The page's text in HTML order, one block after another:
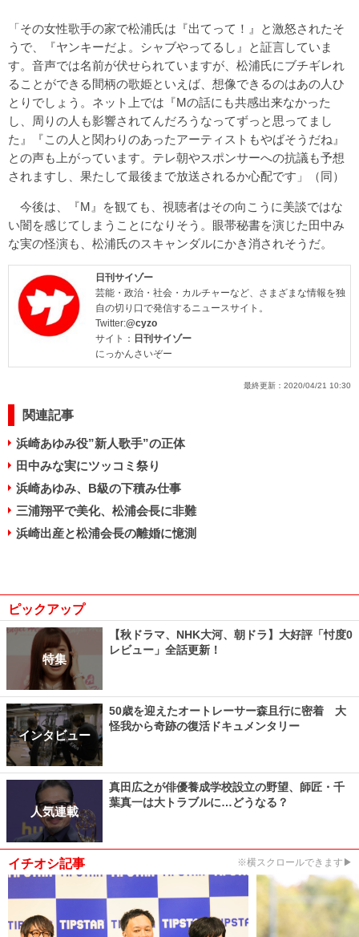
「その女性歌手の家で松浦氏は『出てって！』と激怒されたそ
うで、『ヤンキーだよ。シャブやってるし』と証言していま
す。音声では名前が伏せられていますが、松浦氏にブチギレれ
ることができる間柄の歌姫といえば、想像できるのはあの人ひ
とりでしょう。ネット上では『Mの話にも共感出来なかった
し、周りの人も影響されてんだろうなってずっと思ってまし
た』『この人と関わりのあったアーティストもやばそうだね』
との声も上がっています。テレ朝やスポンサーへの抗議も予想
されますし、果たして最後まで放送されるか心配です」（同）
今後は、『M』を観ても、視聴者はその向こうに美談ではな
い闇を感じてしまうことになりそう。眼帯秘書を演じた田中み
な実の怪演も、松浦氏のスキャンダルにかき消されそうだ。
日刊サイゾー
芸能・政治・社会・カルチャーなど、さまざまな情報を独
自の切り口で発信するニュースサイト。
Twitter:@cyzo
サイト： 日刊サイゾー
にっかんさいぞー
最終更新： 2020/04/21 10:30
関連記事
浜崎あゆみ役”新人歌手”の正体
田中みな実にツッコミ祭り
浜崎あゆみ、B級の下積み仕事
三浦翔平で美化、松浦会長に非難
浜崎出産と松浦会長の離婚に憶測
ピックアップ
特集
【秋ドラマ、NHK大河、朝ドラ】大好評「忖度0
レビュー」全話更新！
インタビュー
50歳を迎えたオートレーサー森且行に密着 大
怪我から奇跡の復活ドキュメンタリー
人気連載
真田広之が俳優養成学校設立の野望、師匠・千
葉真一は大トラブルに…どうなる？
イチオシ記事 ※横スクロールできます▶